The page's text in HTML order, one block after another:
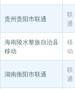
贵州贵阳市联通
联
通
海南陵水黎族自治县
移动
移
动
湖南衡阳市联通
联
通